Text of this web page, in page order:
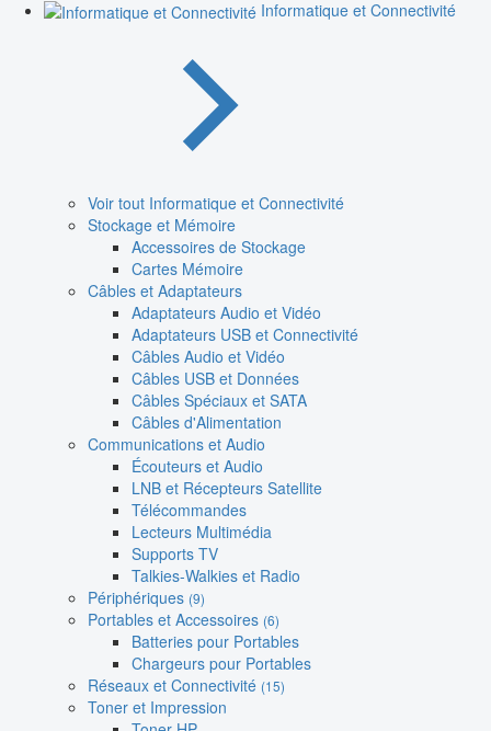
Informatique et Connectivité
Voir tout Informatique et Connectivité
Stockage et Mémoire
Accessoires de Stockage
Cartes Mémoire
Câbles et Adaptateurs
Adaptateurs Audio et Vidéo
Adaptateurs USB et Connectivité
Câbles Audio et Vidéo
Câbles USB et Données
Câbles Spéciaux et SATA
Câbles d'Alimentation
Communications et Audio
Écouteurs et Audio
LNB et Récepteurs Satellite
Télécommandes
Lecteurs Multimédia
Supports TV
Talkies-Walkies et Radio
Périphériques (9)
Portables et Accessoires (6)
Batteries pour Portables
Chargeurs pour Portables
Réseaux et Connectivité (15)
Toner et Impression